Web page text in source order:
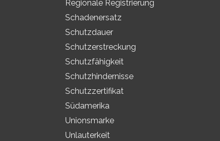
Regionale Registrierung
Schadenersatz
Schutzdauer
Schutzerstreckung
Schutzfähigkeit
Schutzhindernisse
Schutzzertifikat
Südamerika
Unionsmarke
Unlauterkeit